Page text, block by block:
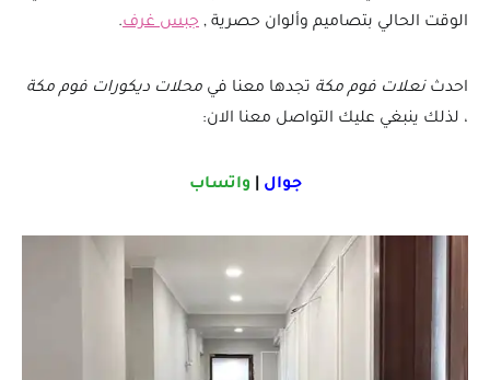
الوقت الحالي بتصاميم وألوان حصرية , جبس غرف.
احدث نعلات فوم مكة تجدها معنا في محلات ديكورات فوم مكة
، لذلك ينبغي عليك التواصل معنا الان:
جوال واتساب